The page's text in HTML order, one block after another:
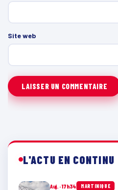
Site web
L'ACTU EN CONTINU
Auj. · 17h34 MARTINIQUE